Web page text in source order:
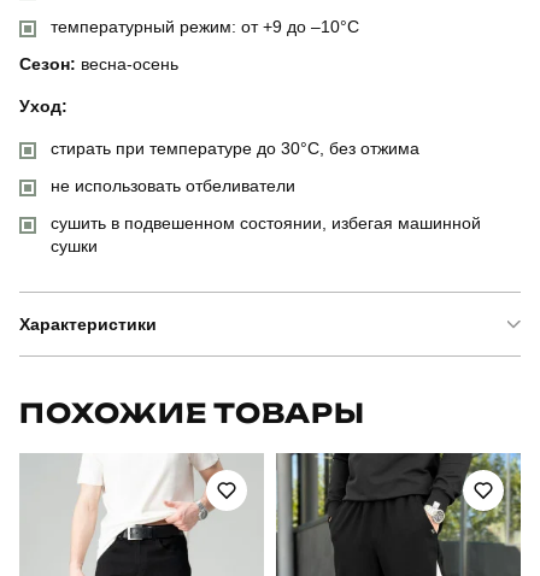
температурный режим: от +9 до –10°C
Сезон: весна-осень
Уход:
стирать при температуре до 30°C, без отжима
не использовать отбеливатели
сушить в подвешенном состоянии, избегая машинной
сушки
Характеристики
Призначення для повсякденного носіння
повсякденний
ПОХОЖИЕ ТОВАРЫ